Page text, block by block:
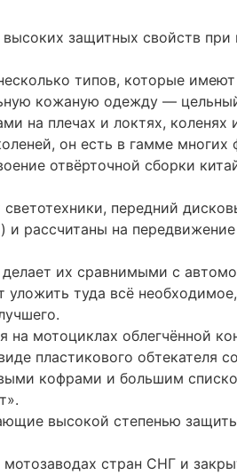
защитных свойств при
типов, которые
кожаную одежду —
на плечах и локтях,
он есть в гамме многих
отвёрточной сборки
передний
и рассчитаны на
их сравнимыми с
туда всё
на мотоциклах облегчённой
пластикового обтекателя
кофрами и большим
высокой степенью
стран СНГ и